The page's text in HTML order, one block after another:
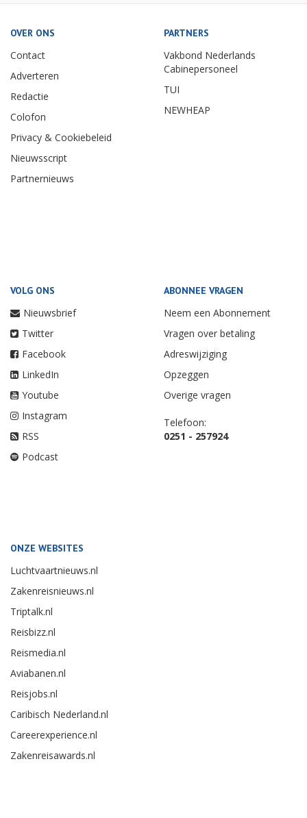
OVER ONS
Contact
Adverteren
Redactie
Colofon
Privacy & Cookiebeleid
Nieuwsscript
Partnernieuws
PARTNERS
Vakbond Nederlands
Cabinepersoneel
TUI
NEWHEAP
VOLG ONS
Nieuwsbrief
Twitter
Facebook
LinkedIn
Youtube
Instagram
RSS
Podcast
ABONNEE VRAGEN
Neem een Abonnement
Vragen over betaling
Adreswijziging
Opzeggen
Overige vragen
Telefoon:
0251 - 257924
ONZE WEBSITES
Luchtvaartnieuws.nl
Zakenreisnieuws.nl
Triptalk.nl
Reisbizz.nl
Reismedia.nl
Aviabanen.nl
Reisjobs.nl
Caribisch Nederland.nl
Careerexperience.nl
Zakenreisawards.nl